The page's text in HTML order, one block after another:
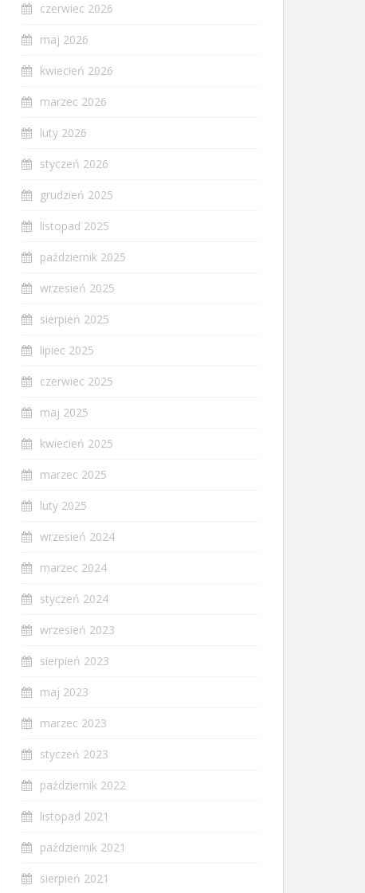
czerwiec 2026
maj 2026
kwiecień 2026
marzec 2026
luty 2026
styczeń 2026
grudzień 2025
listopad 2025
październik 2025
wrzesień 2025
sierpień 2025
lipiec 2025
czerwiec 2025
maj 2025
kwiecień 2025
marzec 2025
luty 2025
wrzesień 2024
marzec 2024
styczeń 2024
wrzesień 2023
sierpień 2023
maj 2023
marzec 2023
styczeń 2023
październik 2022
listopad 2021
październik 2021
sierpień 2021